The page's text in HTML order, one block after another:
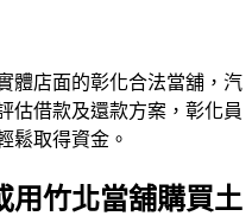
體店面的彰化合法當舖，汽
估借款及還款方案，彰化員
鬆取得資金。
用竹北當舖購買土